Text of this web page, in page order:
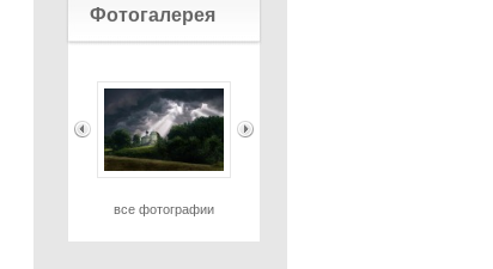
Фотогалерея
все фотографии